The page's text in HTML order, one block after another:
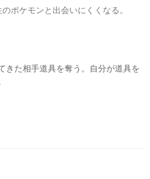
ポケモンと出会いにくくなる。
きた相手道具を奪う。自分が道具を